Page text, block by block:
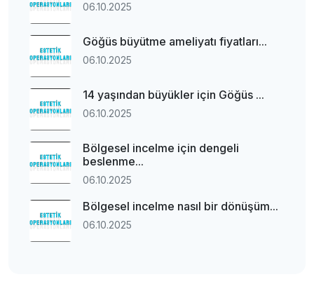
06.10.2025
Göğüs büyütme ameliyatı fiyatları...
06.10.2025
14 yaşından büyükler için Göğüs ...
06.10.2025
Bölgesel incelme için dengeli
beslenme...
06.10.2025
Bölgesel incelme nasıl bir dönüşüm...
06.10.2025